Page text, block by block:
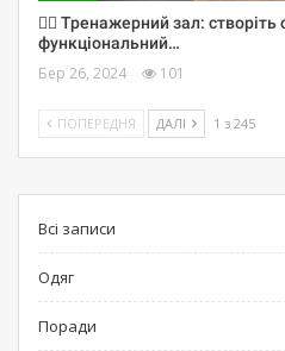
🏋️‍♀️ Тренажерний зал: створіть
функціональний…
Бер 26, 2024 101
ПОПЕРЕДНЯ ДАЛІ 1 з 245
Всі записи
Одяг
Поради